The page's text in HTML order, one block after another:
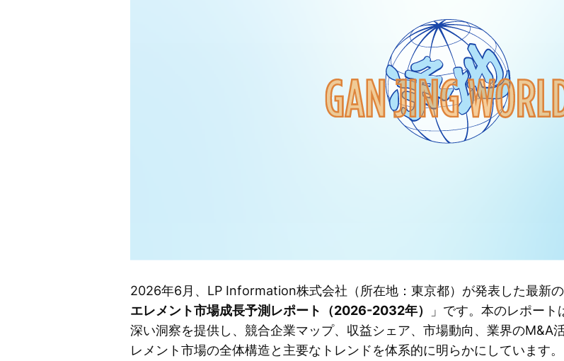
2026年6月、LP Information株式会社（所在地：東京都）が発表した最新の
エレメント市場成長予測レポート（2026-2032年）
」です。本のレポー
深い洞察を提供し、競合企業マップ、収益シェア、市場動向、業界のM&A
レメント市場の全体構造と主要なトレンドを体系的に明らかにしています